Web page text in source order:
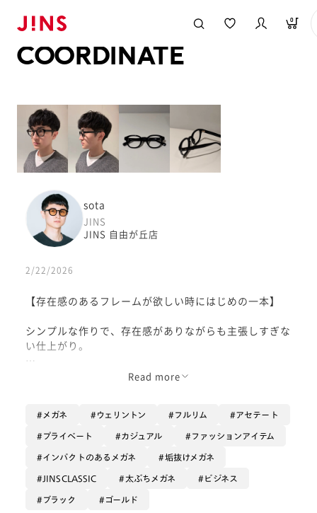
0
COORDINATE
sota
JINS
JINS 自由が丘店
2/22/2026
【存在感のあるフレームが欲しい時にはじめの一本】
シンプルな作りで、存在感がありながらも主張しすぎな
い仕上がり。
素材ならではの質感もさることながら、カラーや調光に
是非お試しください。
着用カラー : ブラック
Read more
メガネ ウェリントン フルリム アセテート
プライベート カジュアル ファッションアイテム
インパクトのあるメガネ 垢抜けメガネ
JINSCLASSIC 太ぶちメガネ ビジネス
ブラック ゴールド